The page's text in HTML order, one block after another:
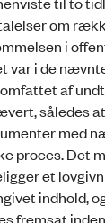
om
i
var i de
af
således
med
proces. Det
et
indhold,
fremsat